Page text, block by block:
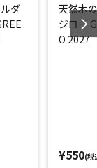
ダ
天然木
ジロー
O 2027
¥550(税